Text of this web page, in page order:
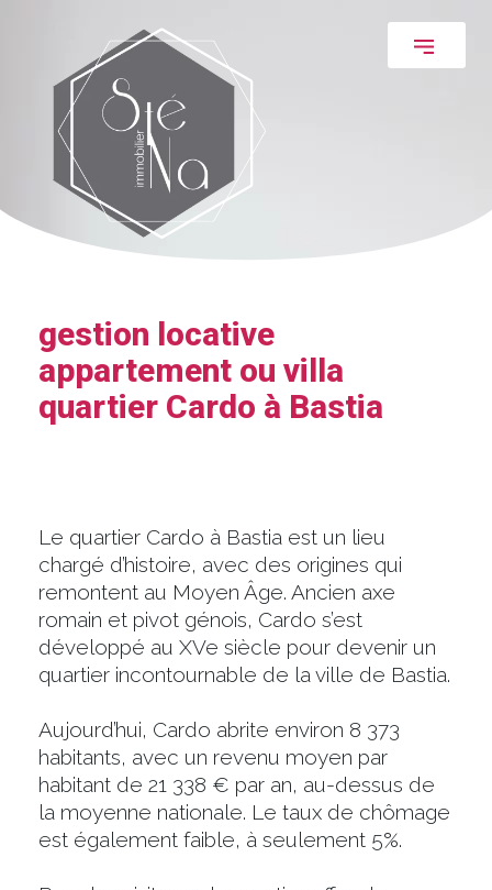
gestion locative
appartement ou villa
quartier Cardo à Bastia
Le quartier Cardo à Bastia est un lieu
chargé d’histoire, avec des origines qui
remontent au Moyen Âge. Ancien axe
romain et pivot génois, Cardo s’est
développé au XVe siècle pour devenir un
quartier incontournable de la ville de Bastia.
Aujourd’hui, Cardo abrite environ 8 373
habitants, avec un revenu moyen par
habitant de 21 338 € par an, au-dessus de
la moyenne nationale. Le taux de chômage
est également faible, à seulement 5%.